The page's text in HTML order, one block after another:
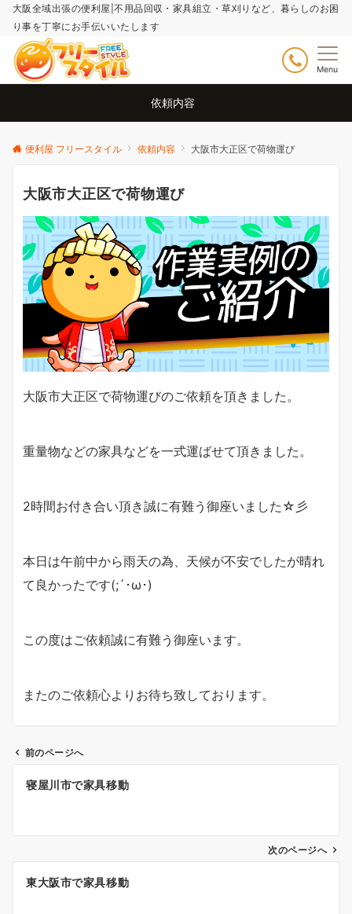
大阪全域出張の便利屋|不用品回収・家具組立・草刈りなど、暮らしのお困
り事を丁寧にお手伝いいたします
Menu
依頼内容
便利屋 フリースタイル 依頼内容 大阪市大正区で荷物運び
大阪市大正区で荷物運び
大阪市大正区で荷物運びのご依頼を頂きました。
重量物などの家具などを一式運ばせて頂きました。
2時間お付き合い頂き誠に有難う御座いました☆彡
本日は午前中から雨天の為、天候が不安でしたが晴れ
て良かったです(;´･ω･)
この度はご依頼誠に有難う御座います。
またのご依頼心よりお待ち致しております。
前のページへ
寝屋川市で家具移動
次のページへ
東大阪市で家具移動